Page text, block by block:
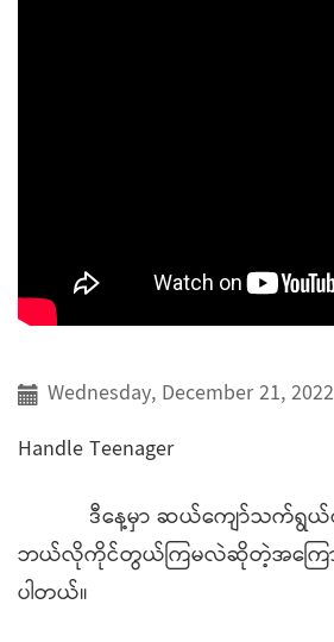
Wednesday, December 21, 2022
Handle Teenager
ဒီနေ့မှာ ဆယ်ကျော်သက်ရွယ်
ဘယ်လိုကိုင်တွယ်ကြမလဲဆိုတဲ့အကြောင်း
ပါတယ်။